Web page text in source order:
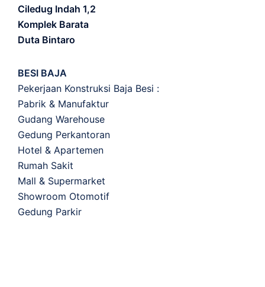
Ciledug Indah 1,2
Komplek Barata
Duta Bintaro
BESI BAJA
Pekerjaan Konstruksi Baja Besi :
Pabrik & Manufaktur
Gudang Warehouse
Gedung Perkantoran
Hotel & Apartemen
Rumah Sakit
Mall & Supermarket
Showroom Otomotif
Gedung Parkir